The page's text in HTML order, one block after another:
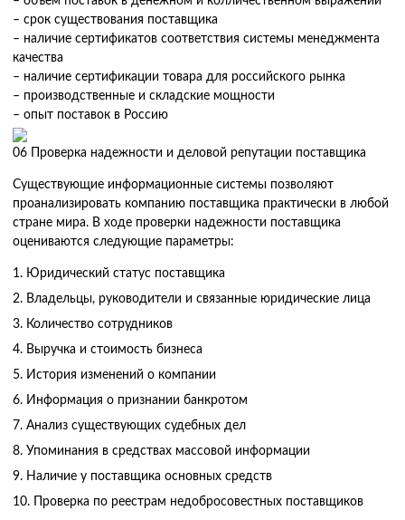
– срок существования поставщика
– наличие сертификатов соответствия системы менеджмента
качества
– наличие сертификации товара для российского рынка
– производственные и складские мощности
– опыт поставок в Россию
06 Проверка надежности и деловой репутации поставщика
Существующие информационные системы позволяют
проанализировать компанию поставщика практически в любой
стране мира. В ходе проверки надежности поставщика
оцениваются следующие параметры:
Юридический статус поставщика
Владельцы, руководители и связанные юридические лица
Количество сотрудников
Выручка и стоимость бизнеса
История изменений о компании
Информация о признании банкротом
Анализ существующих судебных дел
Упоминания в средствах массовой информации
Наличие у поставщика основных средств
Проверка по реестрам недобросовестных поставщиков